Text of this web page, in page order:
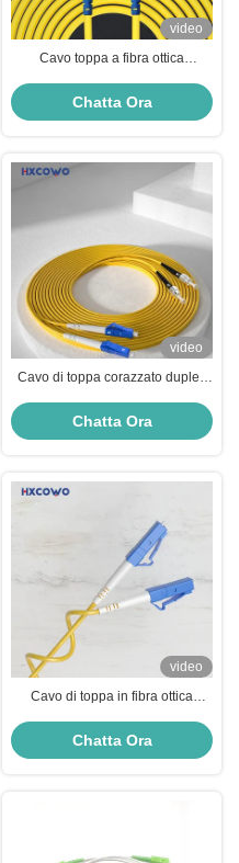
video
Cavo toppa a fibra ottica
G657A2 HXCOWO Sc Sc UPC
Chatta Ora
video
Cavo di toppa corazzato duplex
SM MM 9/125 LC/UPC a ST
Chatta Ora
video
Cavo di toppa in fibra ottica
FTTH Simplex per interni LC-LC
Chatta Ora